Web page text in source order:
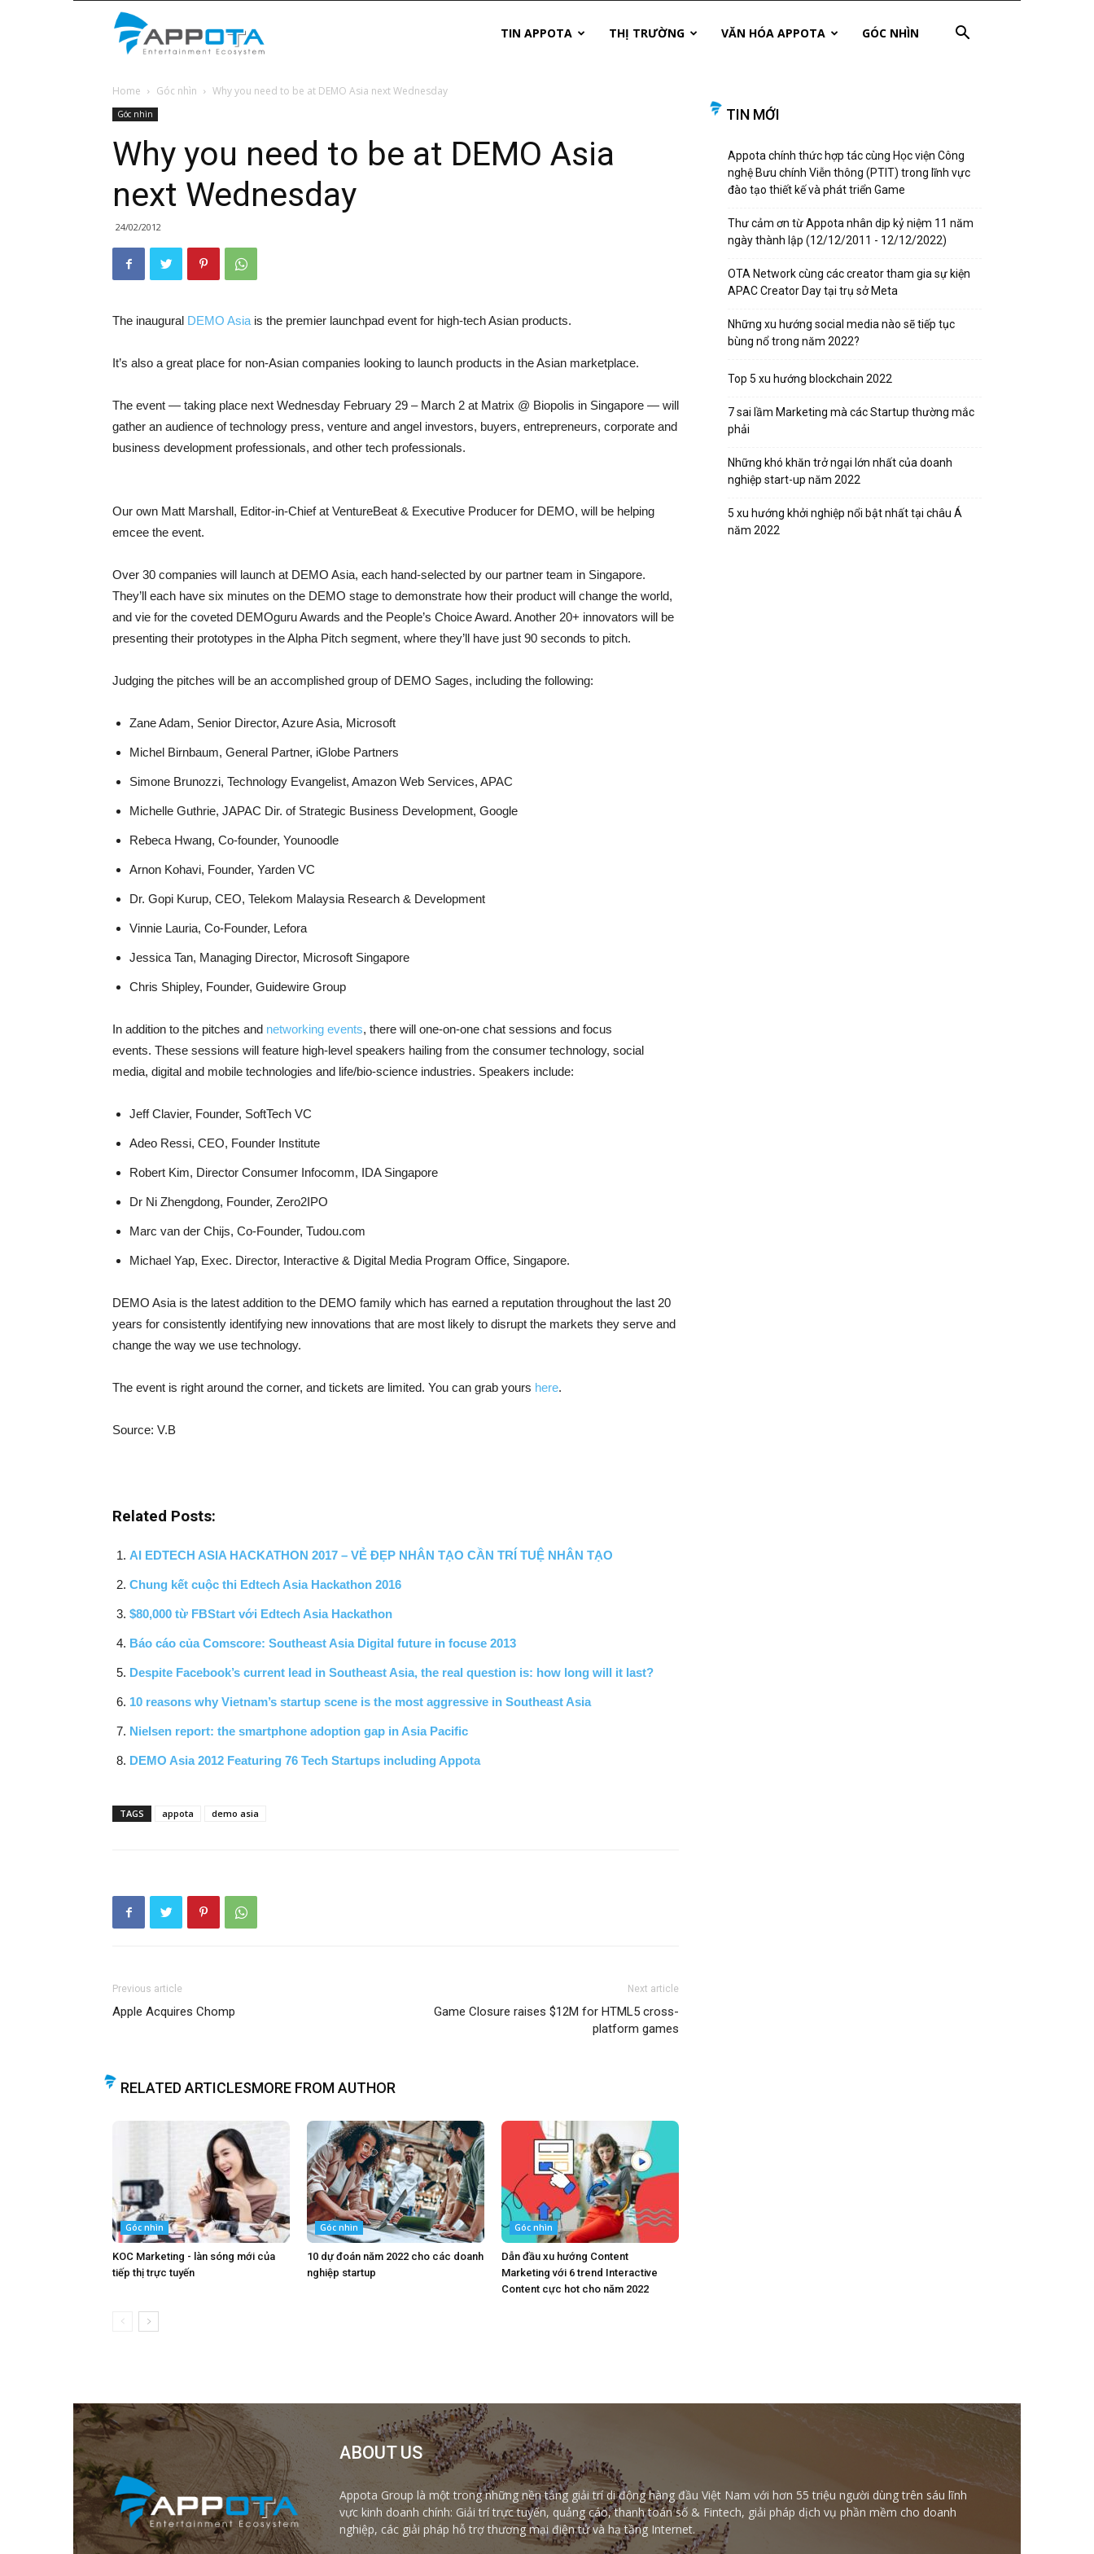
News
TIN APPOTA THỊ TRƯỜNG VĂN HÓA APPOTA GÓC NHÌN
Home Góc nhìn Why you need to be at DEMO Asia next Wednesday
Góc nhìn
Why you need to be at DEMO Asia
next Wednesday
24/02/2012
The inaugural DEMO Asia is the premier launchpad event for high-tech Asian products.
It’s also a great place for non-Asian companies looking to launch products in the Asian marketplace.
The event — taking place next Wednesday February 29 – March 2 at Matrix @ Biopolis in Singapore — will
gather an audience of technology press, venture and angel investors, buyers, entrepreneurs, corporate and
business development professionals, and other tech professionals.
Our own Matt Marshall, Editor-in-Chief at VentureBeat & Executive Producer for DEMO, will be helping
emcee the event.
Over 30 companies will launch at DEMO Asia, each hand-selected by our partner team in Singapore.
They’ll each have six minutes on the DEMO stage to demonstrate how their product will change the world,
and vie for the coveted DEMOguru Awards and the People’s Choice Award. Another 20+ innovators will be
presenting their prototypes in the Alpha Pitch segment, where they’ll have just 90 seconds to pitch.
Judging the pitches will be an accomplished group of DEMO Sages, including the following:
Zane Adam, Senior Director, Azure Asia, Microsoft
Michel Birnbaum, General Partner, iGlobe Partners
Simone Brunozzi, Technology Evangelist, Amazon Web Services, APAC
Michelle Guthrie, JAPAC Dir. of Strategic Business Development, Google
Rebeca Hwang, Co-founder, Younoodle
Arnon Kohavi, Founder, Yarden VC
Dr. Gopi Kurup, CEO, Telekom Malaysia Research & Development
Vinnie Lauria, Co-Founder, Lefora
Jessica Tan, Managing Director, Microsoft Singapore
Chris Shipley, Founder, Guidewire Group
In addition to the pitches and networking events, there will one-on-one chat sessions and focus
events. These sessions will feature high-level speakers hailing from the consumer technology, social
media, digital and mobile technologies and life/bio-science industries. Speakers include:
Jeff Clavier, Founder, SoftTech VC
Adeo Ressi, CEO, Founder Institute
Robert Kim, Director Consumer Infocomm, IDA Singapore
Dr Ni Zhengdong, Founder, Zero2IPO
Marc van der Chijs, Co-Founder, Tudou.com
Michael Yap, Exec. Director, Interactive & Digital Media Program Office, Singapore.
DEMO Asia is the latest addition to the DEMO family which has earned a reputation throughout the last 20
years for consistently identifying new innovations that are most likely to disrupt the markets they serve and
change the way we use technology.
The event is right around the corner, and tickets are limited. You can grab yours here.
Source: V.B
Related Posts:
AI EDTECH ASIA HACKATHON 2017 – VẺ ĐẸP NHÂN TẠO CẦN TRÍ TUỆ NHÂN TẠO
Chung kết cuộc thi Edtech Asia Hackathon 2016
$80,000 từ FBStart với Edtech Asia Hackathon
Báo cáo của Comscore: Southeast Asia Digital future in focuse 2013
Despite Facebook’s current lead in Southeast Asia, the real question is: how long will it last?
10 reasons why Vietnam’s startup scene is the most aggressive in Southeast Asia
Nielsen report: the smartphone adoption gap in Asia Pacific
DEMO Asia 2012 Featuring 76 Tech Startups including Appota
TAGS appota demo asia
Previous article
Apple Acquires Chomp
Next article
Game Closure raises $12M for HTML5 cross-
platform games
RELATED ARTICLESMORE FROM AUTHOR
Góc nhìn
KOC Marketing - làn sóng mới của
tiếp thị trực tuyến
Góc nhìn
10 dự đoán năm 2022 cho các doanh
nghiệp startup
Góc nhìn
Dẫn đầu xu hướng Content
Marketing với 6 trend Interactive
Content cực hot cho năm 2022
TIN MỚI
Appota chính thức hợp tác cùng Học viện Công
nghệ Bưu chính Viễn thông (PTIT) trong lĩnh vực
đào tạo thiết kế và phát triển Game
Thư cảm ơn từ Appota nhân dịp kỷ niệm 11 năm
ngày thành lập (12/12/2011 - 12/12/2022)
OTA Network cùng các creator tham gia sự kiện
APAC Creator Day tại trụ sở Meta
Những xu hướng social media nào sẽ tiếp tục
bùng nổ trong năm 2022?
Top 5 xu hướng blockchain 2022
7 sai lầm Marketing mà các Startup thường mắc
phải
Những khó khăn trở ngại lớn nhất của doanh
nghiệp start-up năm 2022
5 xu hướng khởi nghiệp nổi bật nhất tại châu Á
năm 2022
ABOUT US
Appota Group là một trong những nền tảng giải trí di động hàng đầu Việt Nam với hơn 55 triệu người dùng trên sáu lĩnh
vực kinh doanh chính: Giải trí trực tuyến, quảng cáo, thanh toán số & Fintech, giải pháp dịch vụ phần mềm cho doanh
nghiệp, các giải pháp hỗ trợ thương mại điện tử và hạ tầng Internet.